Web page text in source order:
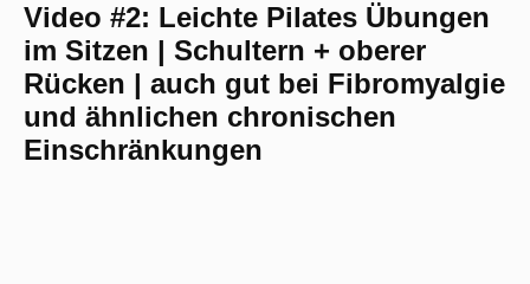
Video #2: Leichte Pilates Übungen
im Sitzen | Schultern + oberer
Rücken | auch gut bei Fibromyalgie
und ähnlichen chronischen
Einschränkungen